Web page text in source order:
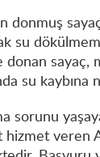
donmuş
su
donan sayaç,
su kaybına
sorunu
veren